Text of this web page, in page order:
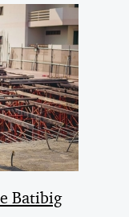
Batibig